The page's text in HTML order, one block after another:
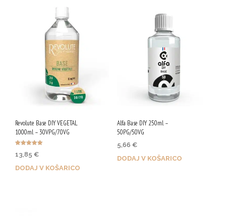
Revolute Base DIY VEGETAL
1000ml – 30VPG/70VG
5.00
13,85 €
DODAJ V KOŠARICO
Alfa Base DIY 250ml –
50PG/50VG
5,66 €
DODAJ V KOŠARICO